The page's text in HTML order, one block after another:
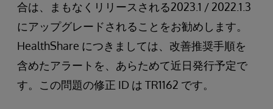
合は、まもなくリリースされる2023.1 / 2022.1.3
にアップグレードされることをお勧めします。
HealthShare につきましては、改善推奨手順を
含めたアラートを、あらためて近日発行予定で
す。この問題の修正 ID は TR1162 です。